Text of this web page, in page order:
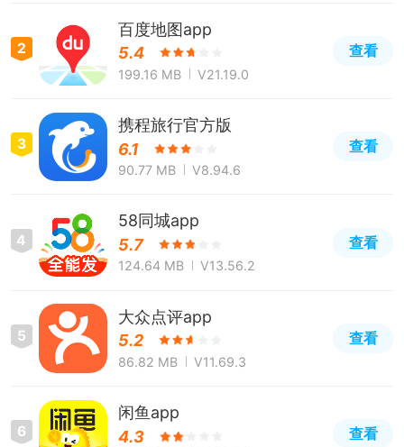
2
百度地图app
5.4
199.16 MB V21.19.0
查看
3
携程旅行官方版
6.1
90.77 MB V8.94.6
查看
4
58同城app
5.7
124.64 MB V13.56.2
查看
5
大众点评app
5.2
86.82 MB V11.69.3
查看
6
闲鱼app
4.3
查看